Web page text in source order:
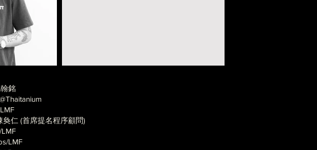
銘
奐仁 (首席提名程序顧問)
LMF